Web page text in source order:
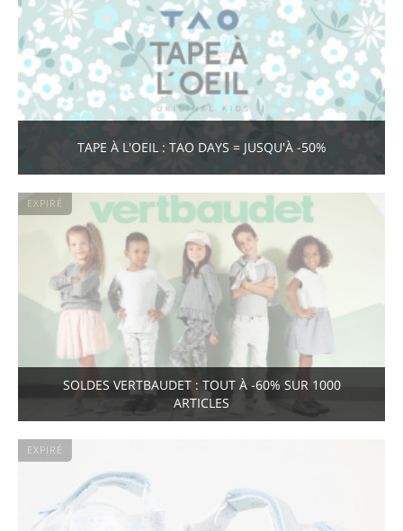
TAPE À L'OEIL : TAO DAYS = JUSQU'À -50%
EXPIRÉ
SOLDES VERTBAUDET : TOUT À -60% SUR 1000
ARTICLES
EXPIRÉ